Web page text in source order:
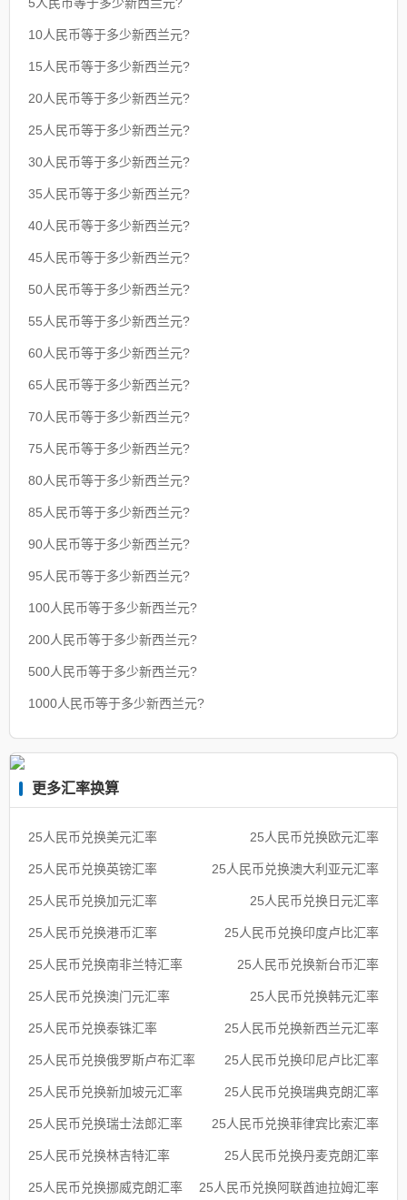
5人民币等于多少新西兰元?
10人民币等于多少新西兰元?
15人民币等于多少新西兰元?
20人民币等于多少新西兰元?
25人民币等于多少新西兰元?
30人民币等于多少新西兰元?
35人民币等于多少新西兰元?
40人民币等于多少新西兰元?
45人民币等于多少新西兰元?
50人民币等于多少新西兰元?
55人民币等于多少新西兰元?
60人民币等于多少新西兰元?
65人民币等于多少新西兰元?
70人民币等于多少新西兰元?
75人民币等于多少新西兰元?
80人民币等于多少新西兰元?
85人民币等于多少新西兰元?
90人民币等于多少新西兰元?
95人民币等于多少新西兰元?
100人民币等于多少新西兰元?
200人民币等于多少新西兰元?
500人民币等于多少新西兰元?
1000人民币等于多少新西兰元?
更多汇率换算
25人民币兑换美元汇率 25人民币兑换欧元汇率
25人民币兑换英镑汇率 25人民币兑换澳大利亚元汇率
25人民币兑换加元汇率 25人民币兑换日元汇率
25人民币兑换港币汇率 25人民币兑换印度卢比汇率
25人民币兑换南非兰特汇率 25人民币兑换新台币汇率
25人民币兑换澳门元汇率 25人民币兑换韩元汇率
25人民币兑换泰铢汇率 25人民币兑换新西兰元汇率
25人民币兑换俄罗斯卢布汇率 25人民币兑换印尼卢比汇率
25人民币兑换新加坡元汇率 25人民币兑换瑞典克朗汇率
25人民币兑换瑞士法郎汇率 25人民币兑换菲律宾比索汇率
25人民币兑换林吉特汇率 25人民币兑换丹麦克朗汇率
25人民币兑换挪威克朗汇率 25人民币兑换阿联酋迪拉姆汇率